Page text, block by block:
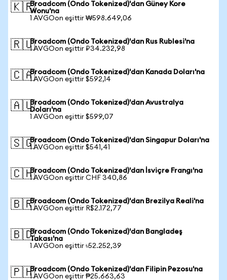
🇰🇷Broadcom (Ondo Tokenized)'dan Güney Kore
Wonu'na
1 AVGOon eşittir ₩598.649,06
🇷🇺Broadcom (Ondo Tokenized)'dan Rus Rublesi'na
1 AVGOon eşittir ₽34.232,98
🇨🇦Broadcom (Ondo Tokenized)'dan Kanada Doları'na
1 AVGOon eşittir $592,14
🇦🇺Broadcom (Ondo Tokenized)'dan Avustralya
Doları'na
1 AVGOon eşittir $599,07
🇸🇬Broadcom (Ondo Tokenized)'dan Singapur Doları'na
1 AVGOon eşittir $541,41
🇨🇭Broadcom (Ondo Tokenized)'dan İsviçre Frangı'na
1 AVGOon eşittir CHF 340,86
🇧🇷Broadcom (Ondo Tokenized)'dan Brezilya Reali'na
1 AVGOon eşittir R$2.172,77
🇧🇩Broadcom (Ondo Tokenized)'dan Bangladeş
Takası'na
1 AVGOon eşittir ৳52.252,39
🇵🇭Broadcom (Ondo Tokenized)'dan Filipin Pezosu'na
1 AVGOon eşittir ₱25.663,63